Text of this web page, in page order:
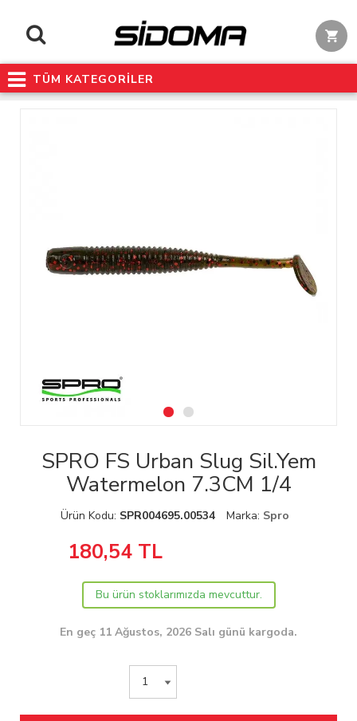
TÜM KATEGORİLER
SPRO FS Urban Slug Sil.Yem
Watermelon 7.3CM 1/4
Ürün Kodu: SPR004695.00534 Marka: Spro
180,54TL
Bu ürün stoklarımızda mevcuttur.
En geç 11 Ağustos, 2026 Salı günü kargoda.